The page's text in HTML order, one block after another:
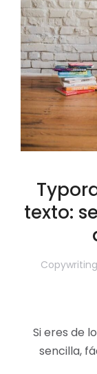
texto:
Copywriting
Si eres de
sencilla,